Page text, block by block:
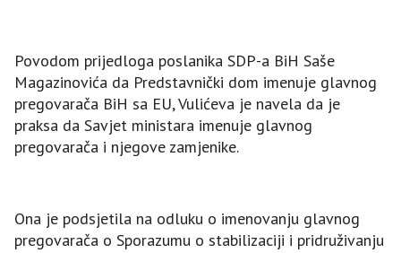
Povodom prijedloga poslanika SDP-a BiH Saše
Magazinovića da Predstavnički dom imenuje glavnog
pregovarača BiH sa EU, Vulićeva je navela da je
praksa da Savjet ministara imenuje glavnog
pregovarača i njegove zamjenike.
Ona je podsjetila na odluku o imenovanju glavnog
pregovarača o Sporazumu o stabilizaciji i pridruživanju